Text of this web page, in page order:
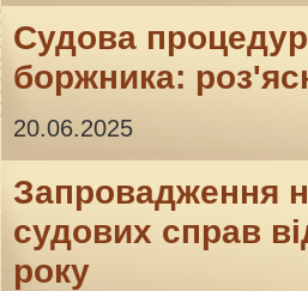
Судова
боржника:
20.06.2025
Запровадження
судових справ
року